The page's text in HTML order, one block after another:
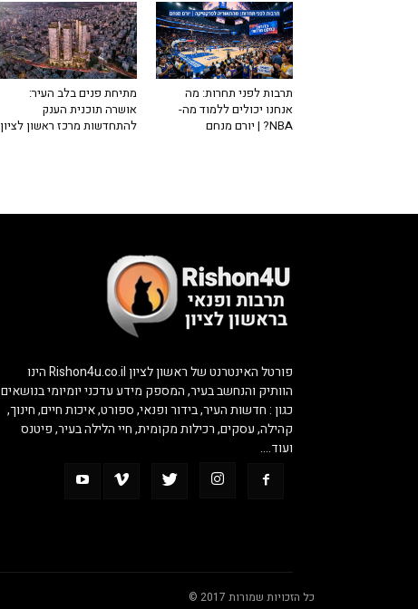
מתיחת פנים בלב העיר:
אושרה תוכנית הענק
להתחדשות מרכז ראשון לציון
תרבות לפני תחרות: מה
אנחנו יכולים ללמוד מה-
NBA? | יורם מנחם
פורטל האינטרנט של ראשון לציון Rishon4u.co.il הינו
הוותיק והנחשב בעיר, המספק מידע עדכני יומיומי בנושאים
כגון : חדשות העיר, בידור ופנאי, ספורט, איכות חיים, חינוך,
קהילה, עסקים, רכילות מקומית, חיי הלילה בעיר, פיטנס
ועוד….
כל הזכויות שמורות 2017 ©